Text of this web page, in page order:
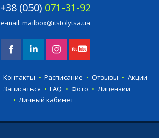
+38 (050) 071-31-92
e-mail: mailbox@itstolytsa.ua
Контакты Расписание Отзывы
Акции
Записаться FAQ Фото
Лицензии
Личный кабинет